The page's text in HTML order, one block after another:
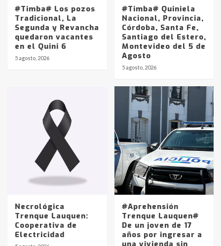
#Timba# Los pozos
Tradicional, La
Segunda y Revancha
quedaron vacantes
en el Quini 6
5 agosto, 2026
#Timba# Quiniela
Nacional, Provincia,
Córdoba, Santa Fe,
Santiago del Estero,
Montevideo del 5 de
Agosto
5 agosto, 2026
Necrológica
Trenque Lauquen:
Cooperativa de
Electricidad
#Aprehensión
Trenque Lauquen#
De un joven de 17
años por ingresar a
una vivienda sin
Identidad de los adolescentes
pampeanos que fueron
en la mañana del lunes
Accidente en Ruta 5: falleció un
joven de Trenque Lauquen
Los precios de los combustibles en
La Pampa, desde YPF hasta Axion
entre 857 a 1338 pesos
La Bolsa de Cereales de Bahía
Blanca anticipa que Agosto vendrá